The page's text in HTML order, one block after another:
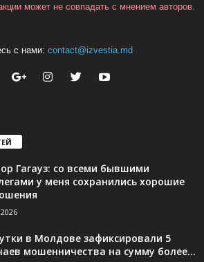
может не совпадать с мнением авторов.
с нами: contact@izvestia.md
Гагауз: со всеми бывшими
у меня сохранились хорошие
в Молдове зафиксировали 5
мошенничества на сумму более...